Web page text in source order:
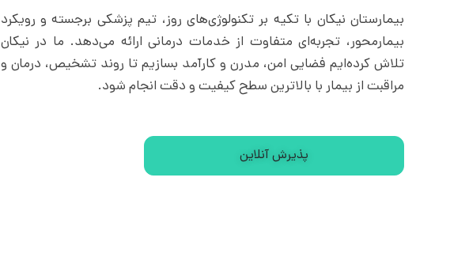
بیمارستان نیکان با تکیه بر تکنولوژی‌های روز، تیم پزشکی برجسته و رویکرد
بیمارمحور، تجربه‌ای متفاوت از خدمات درمانی ارائه می‌دهد. ما در نیکان
تلاش کرده‌ایم فضایی امن، مدرن و کارآمد بسازیم تا روند تشخیص، درمان و
مراقبت از بیمار با بالاترین سطح کیفیت و دقت انجام شود.
پذیرش آنلاین